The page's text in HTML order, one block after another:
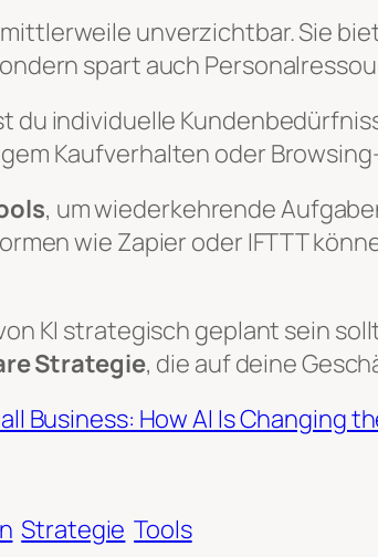
unverzichtbar. Sie
spart auch
du individuelle
Kaufverhalten oder
, um wiederkehrende
wie Zapier oder IFTTT
KI strategisch geplant sein
Strategie, die auf deine
Business: How AI Is Changing
Strategie Tools